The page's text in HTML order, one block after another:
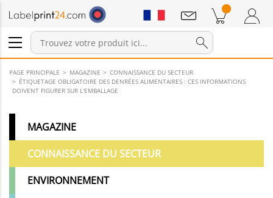
Connexion / Inscription
Produits dans le panier
Annonces
PAGE PRINCIPALE MAGAZINE
CONNAISSANCE DU SECTEUR
ÉTIQUETAGE OBLIGATOIRE DES DENRÉES ALIMENTAIRES : CES INFORMATIONS
DOIVENT FIGURER SUR L'EMBALLAGE
MAGAZINE
CONNAISSANCE DU SECTEUR
ENVIRONNEMENT